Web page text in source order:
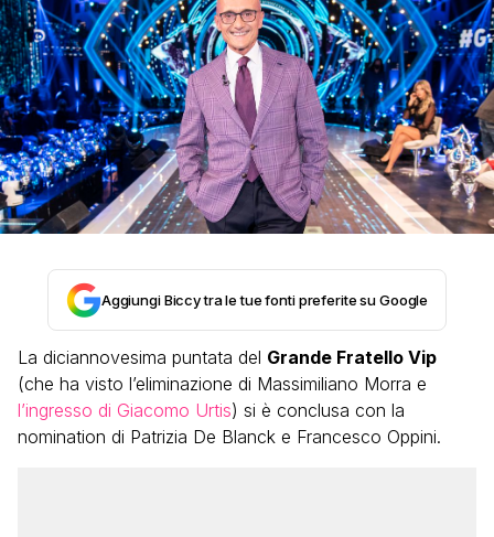
Aggiungi Biccy tra le tue fonti preferite su Google
La diciannovesima puntata del Grande Fratello Vip
(che ha visto l’eliminazione di Massimiliano Morra e
l’ingresso di Giacomo Urtis) si è conclusa con la
nomination di Patrizia De Blanck e Francesco Oppini.